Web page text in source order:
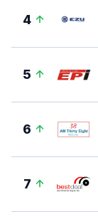
4
5
6
7